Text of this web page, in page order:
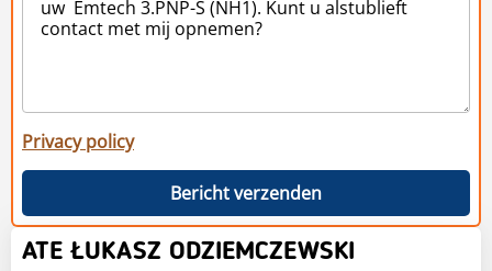
Privacy policy
Bericht verzenden
ATE ŁUKASZ ODZIEMCZEWSKI